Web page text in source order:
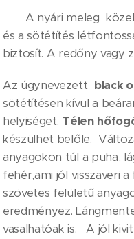
A nyári meleg
és a sötétítés
biztosít. A redőny vagy
Az úgynevezett black
sötétítésen kívül a
helyiséget. Télen
készülhet belőle.
anyagokon túl a puha,
fehér,ami jól visszaveri
szövetes felületű
eredményez.
vasalhatóak is. A jól